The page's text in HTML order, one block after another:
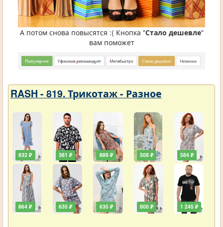
А потом снова повысятся :( Кнопка "Стало дешевле"
вам поможет
RASH - 819. Трикотаж - Разное
832 ₽
864 ₽
381 ₽
635 ₽
889 ₽
635 ₽
508 ₽
800 ₽
584 ₽
1 245 ₽